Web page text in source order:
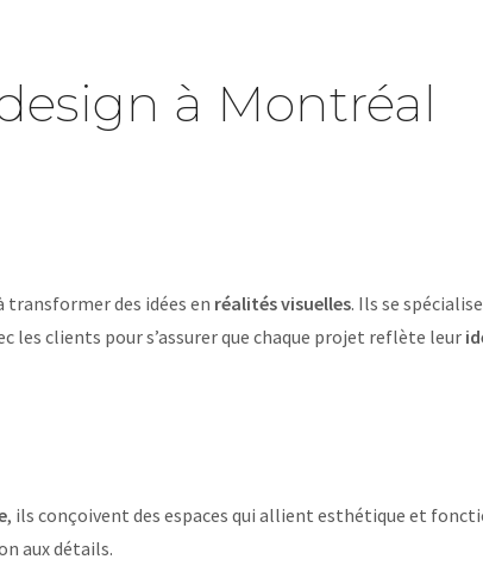
à Montréal
transformer des idées en réalités visuelles. Ils se
clients pour s’assurer que chaque projet reflète leur
, ils conçoivent des espaces qui allient esthétique et
aux détails.